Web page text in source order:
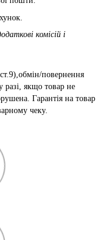
комісій і
повернення
разі, якщо товар не
Гарантія на товар
чеку.